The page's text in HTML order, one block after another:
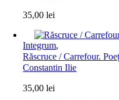
35,00lei
Integrum,
Răscruce / Carrefour.
Constantin Ilie
35,00lei